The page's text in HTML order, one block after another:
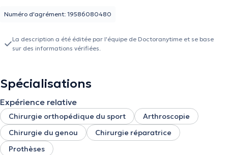
propose également des consultations de traumatologie ainsi que
Numéro d'agrément: 19586080480
La description a été éditée par l'équipe de Doctoranytime et se base
sur des informations vérifiées.
Spécialisations
Expérience relative
Chirurgie orthopédique du sport
Arthroscopie
Chirurgie du genou
Chirurgie réparatrice
Prothèses